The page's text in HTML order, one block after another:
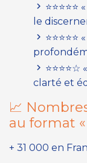
le
clarté et
📈
au format
+ 31 000 en